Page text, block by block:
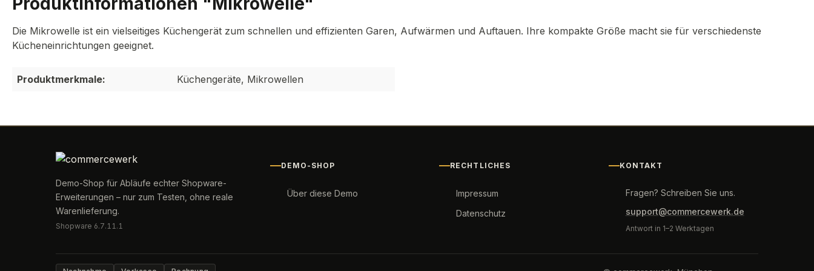
Die Mikrowelle ist ein vielseitiges Küchengerät zum schnellen und effizienten Garen, Aufwärmen und Auftauen. Ihre kompakte Größe macht sie für verschiedenste
Kücheneinrichtungen geeignet.
Produktmerkmale: Küchengeräte, Mikrowellen
Demo-Shop für Abläufe echter Shopware-
Erweiterungen – nur zum Testen, ohne reale
Warenlieferung.
Shopware 6.7.11.1
DEMO-SHOP
Über diese Demo
RECHTLICHES
Impressum
Datenschutz
KONTAKT
Fragen? Schreiben Sie uns.
support@commercewerk.de
Antwort in 1–2 Werktagen